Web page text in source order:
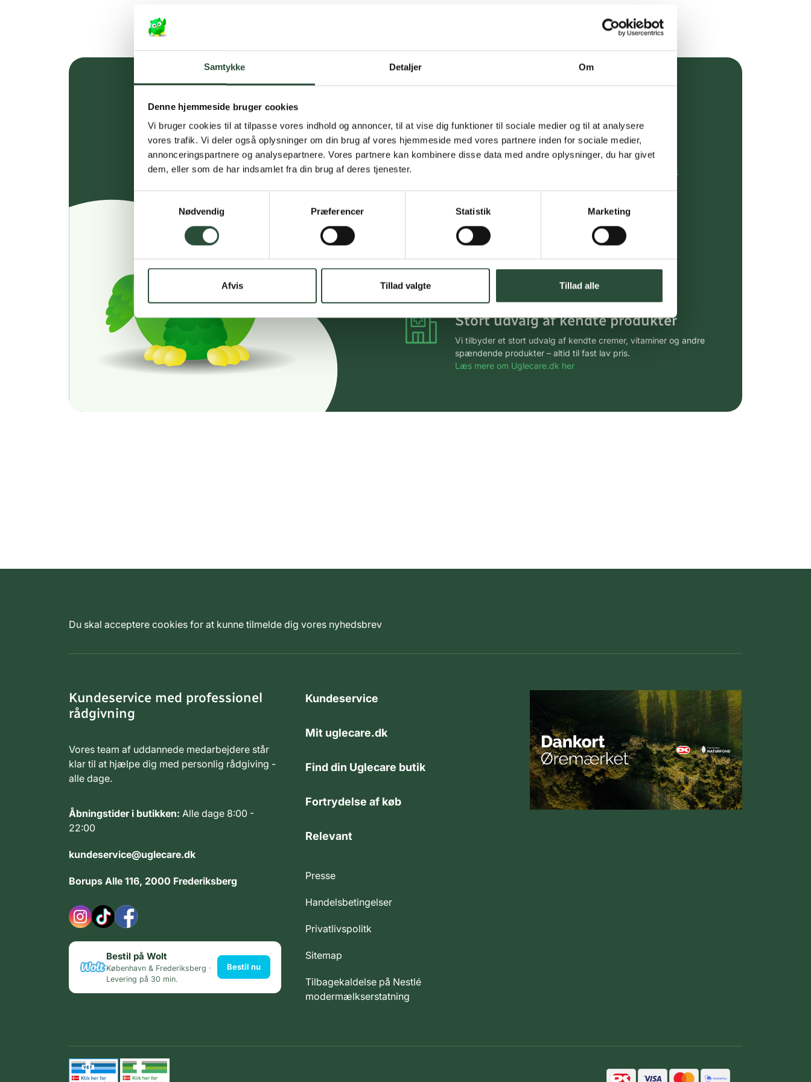
Samtykke Detaljer Om
Denne hjemmeside bruger cookies
Vi bruger cookies til at tilpasse vores indhold og annoncer, til at vise dig funktioner til sociale medier og til at analysere
vores trafik. Vi deler også oplysninger om din brug af vores hjemmeside med vores partnere inden for sociale medier,
annonceringspartnere og analysepartnere. Vores partnere kan kombinere disse data med andre oplysninger, du har givet
dem, eller som de har indsamlet fra din brug af deres tjenester.
Nødvendig
Præferencer Statistik Marketing
Afvis Tillad valgte Tillad alle
Personlig rådgivning
kundeservice@uglecare.dk
Hurtig levering (30 min. i Kbh)
Hurtigt leveringen via GLS, og DAO
Faste lave priser*
*Gælder ikke ernæringsprodukter.
Stort udvalg af kendte produkter
Vi tilbyder et stort udvalg af kendte cremer, vitaminer og andre
spændende produkter – altid til fast lav pris.
Læs mere om Uglecare.dk her
Du skal acceptere cookies for at kunne tilmelde dig vores nyhedsbrev
Kundeservice med professionel
rådgivning
Vores team af uddannede medarbejdere står
klar til at hjælpe dig med personlig rådgiving -
alle dage.
Åbningstider i butikken: Alle dage 8:00 -
22:00
kundeservice@uglecare.dk
Borups Alle 116, 2000 Frederiksberg
Bestil på Wolt
København & Frederiksberg ·
Levering på 30 min.
Bestil nu
Kundeservice
Mit uglecare.dk
Find din Uglecare butik
Fortrydelse af køb
Relevant
Presse
Handelsbetingelser
Privatlivspolitk
Sitemap
Tilbagekaldelse på Nestlé
modermælkserstatning